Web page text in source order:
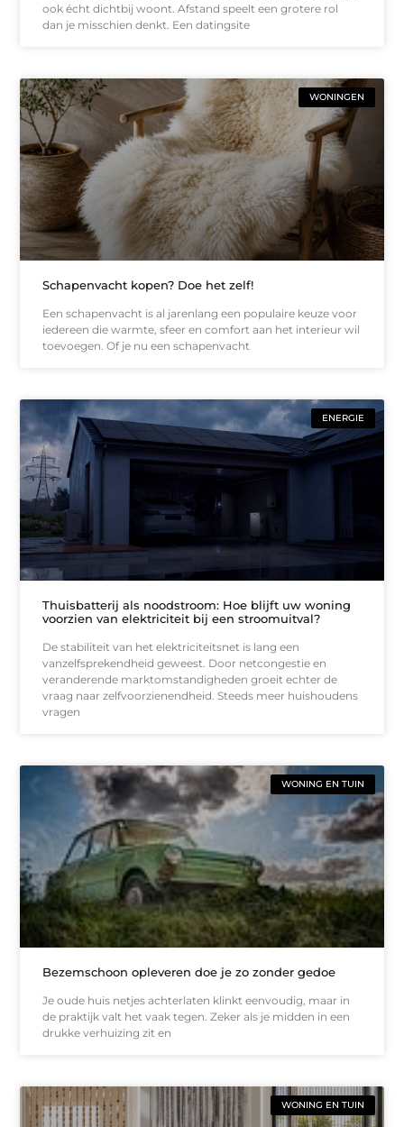
ook écht dichtbij woont. Afstand speelt een grotere rol
dan je misschien denkt. Een datingsite
WONINGEN
Schapenvacht kopen? Doe het zelf!
Een schapenvacht is al jarenlang een populaire keuze voor
iedereen die warmte, sfeer en comfort aan het interieur wil
toevoegen. Of je nu een schapenvacht
ENERGIE
Thuisbatterij als noodstroom: Hoe blijft uw woning
voorzien van elektriciteit bij een stroomuitval?
De stabiliteit van het elektriciteitsnet is lang een
vanzelfsprekendheid geweest. Door netcongestie en
veranderende marktomstandigheden groeit echter de
vraag naar zelfvoorzienendheid. Steeds meer huishoudens
vragen
WONING EN TUIN
Bezemschoon opleveren doe je zo zonder gedoe
Je oude huis netjes achterlaten klinkt eenvoudig, maar in
de praktijk valt het vaak tegen. Zeker als je midden in een
drukke verhuizing zit en
WONING EN TUIN